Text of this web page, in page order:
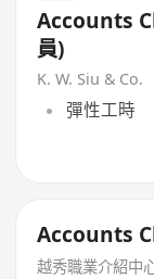
Accounts
員)
K. W. Siu & Co.
彈性工時
Accounts
越秀職業介紹中